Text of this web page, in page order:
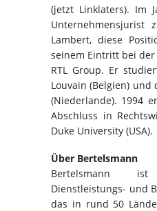
(jetzt Linklaters). Im
Unternehmensjurist
Lambert, diese
seinem Eintritt bei der
RTL Group. Er
Louvain (Belgien)
(Niederlande). 1994
Abschluss in
Duke University (USA).
Über Bertelsmann
Bertelsmann
Dienstleistungs- und
das in rund 50